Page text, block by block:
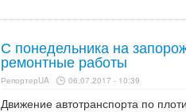
С понедельника на
ремонтные работы
РепортерUA 06.07.2017 - 10:39
Движение автотранспорта по